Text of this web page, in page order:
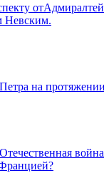
Невским.
на